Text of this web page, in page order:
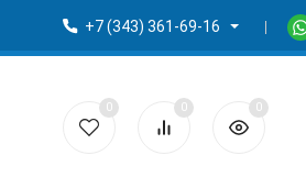
+7 (343) 361-69-16
0 0 0